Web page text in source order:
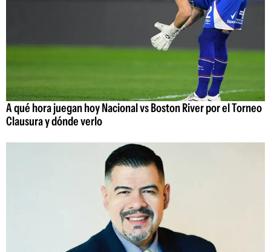
A qué hora juegan hoy Nacional vs Boston River por el Torneo
Clausura y dónde verlo